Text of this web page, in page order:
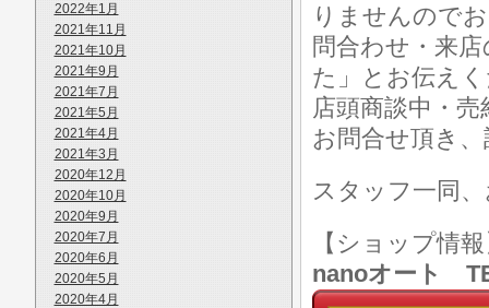
2022年1月
2021年11月
2021年10月
2021年9月
2021年7月
2021年5月
2021年4月
2021年3月
2020年12月
2020年10月
2020年9月
2020年7月
2020年6月
2020年5月
2020年4月
りませんので
問合わせ・来
た」とお伝え
店頭商談中・
お問合せ頂き
スタッフ一同
【ショップ情
nanoオート